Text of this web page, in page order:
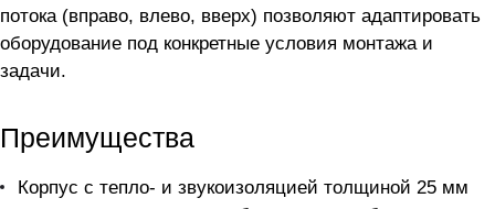
потока (вправо, влево, вверх) позволяют адаптировать
оборудование под конкретные условия монтажа и
задачи.
Преимущества
Корпус с тепло- и звукоизоляцией толщиной 25 мм